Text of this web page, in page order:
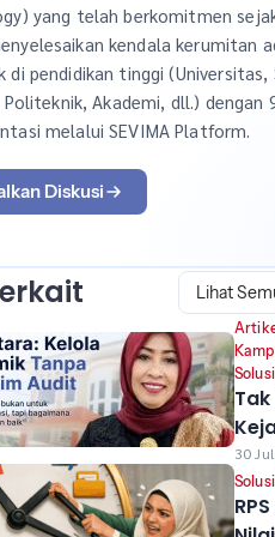
yang telah berkomitmen
kendala kerumitan
di pendidikan tinggi (Universitas,
Akademi, dll.) dengan
melalui SEVIMA Platform.
Diskusi
Lihat
Solusi
30